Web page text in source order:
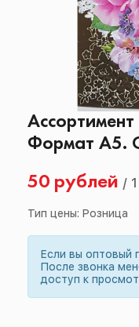
Формат А5.
50 рублей /
Тип цены: Розница
Если вы оптовый
После звонка
доступ к